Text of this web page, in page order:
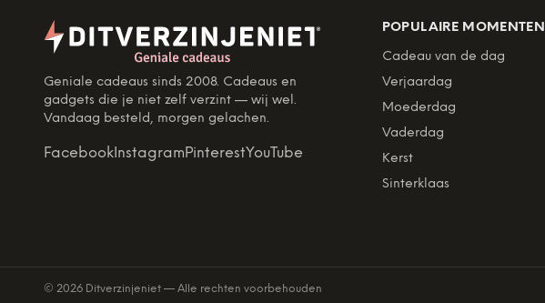
Geniale cadeaus sinds 2008. Cadeaus en
gadgets die je niet zelf verzint — wij wel.
Vandaag besteld, morgen gelachen.
Facebook InstagramPinterestYouTube
POPULAIRE MOMENTEN
Cadeau van de dag
Verjaardag
Moederdag
Vaderdag
Kerst
Sinterklaas
© 2026 Ditverzinjeniet — Alle rechten voorbehouden